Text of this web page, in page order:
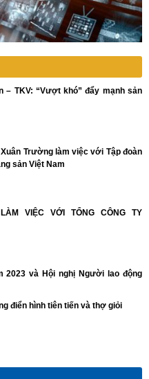
– TKV: “Vượt khó” đẩy mạnh sản
Trường làm việc với Tập đoàn
sản Việt Nam
VIỆC VỚI TỔNG CÔNG TY
2023 và Hội nghị Người lao động
điển hình tiên tiến và thợ giỏi